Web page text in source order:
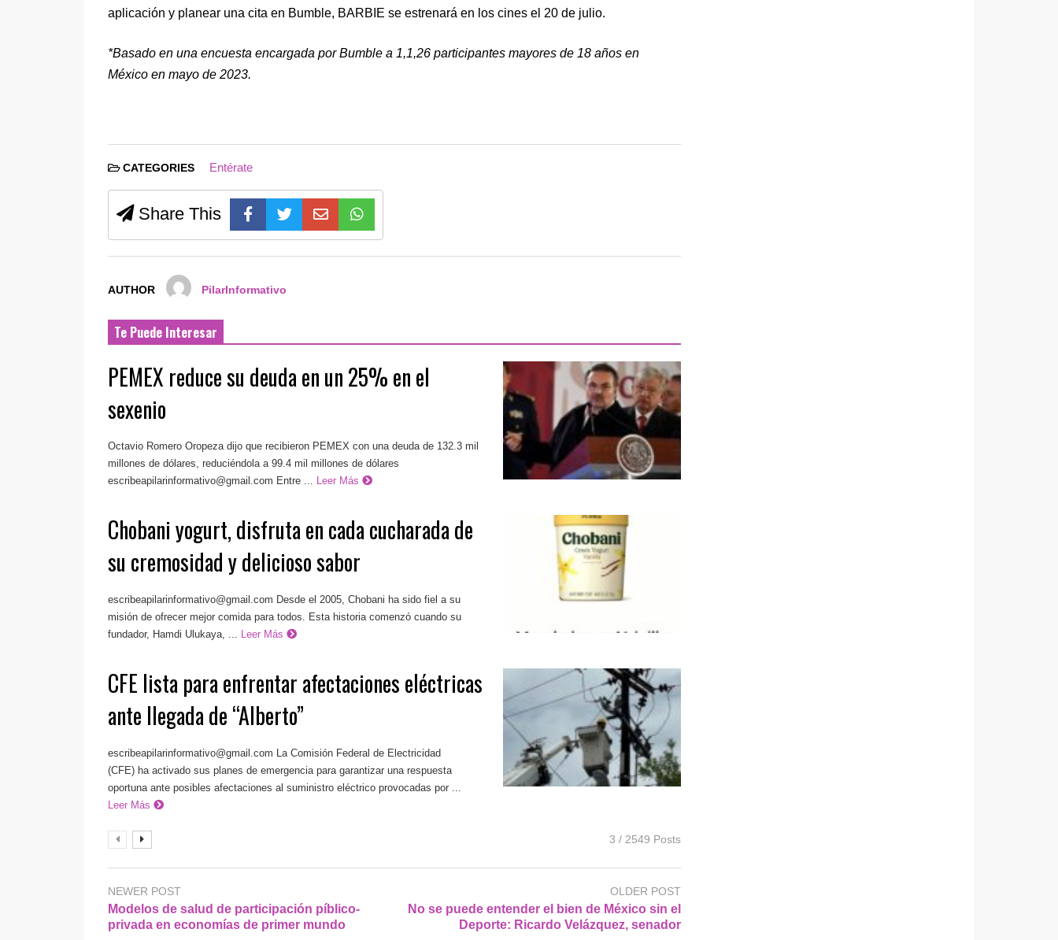
aplicación y planear una cita en Bumble, BARBIE se estrenará en los cines el 20 de julio.
*Basado en una encuesta encargada por Bumble a 1,1,26 participantes mayores de 18 años en
México en mayo de 2023.
CATEGORIES Entérate
Share This
AUTHOR PilarInformativo
Te Puede Interesar
PEMEX reduce su deuda en un 25% en el
sexenio
Octavio Romero Oropeza dijo que recibieron PEMEX con una deuda de 132.3 mil
millones de dólares, reduciéndola a 99.4 mil millones de dólares
escribeapilarinformativo@gmail.com Entre ... Leer Más
Chobani yogurt, disfruta en cada cucharada de
su cremosidad y delicioso sabor
escribeapilarinformativo@gmail.com Desde el 2005, Chobani ha sido fiel a su
misión de ofrecer mejor comida para todos. Esta historia comenzó cuando su
fundador, Hamdi Ulukaya, ... Leer Más
CFE lista para enfrentar afectaciones eléctricas
ante llegada de “Alberto”
escribeapilarinformativo@gmail.com La Comisión Federal de Electricidad
(CFE) ha activado sus planes de emergencia para garantizar una respuesta
oportuna ante posibles afectaciones al suministro eléctrico provocadas por ...
Leer Más
3 / 2549 Posts
NEWER POST
Modelos de salud de participación píblico-
privada en economías de primer mundo
OLDER POST
No se puede entender el bien de México sin el
Deporte: Ricardo Velázquez, senador